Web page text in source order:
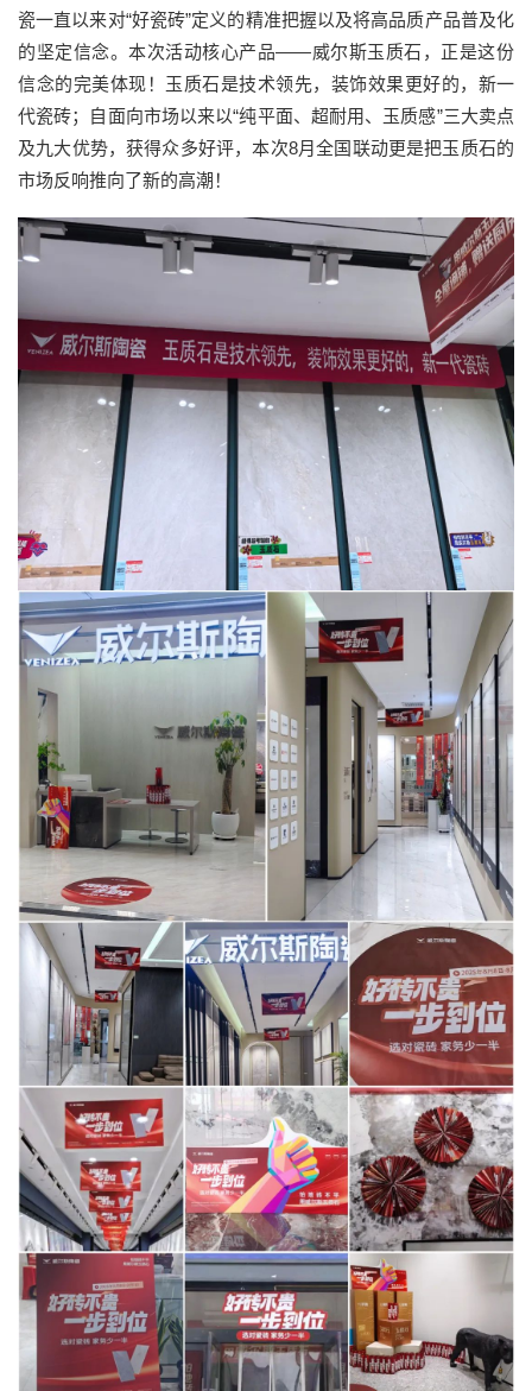
瓷一直以来对“好瓷砖”定义的精准把握以及将高品质产品普及化
的坚定信念。本次活动核心产品——威尔斯玉质石，正是这份
信念的完美体现！玉质石是技术领先，装饰效果更好的，新一
代瓷砖；自面向市场以来以“纯平面、超耐用、玉质感”三大卖点
及九大优势，获得众多好评，本次8月全国联动更是把玉质石的
市场反响推向了新的高潮！